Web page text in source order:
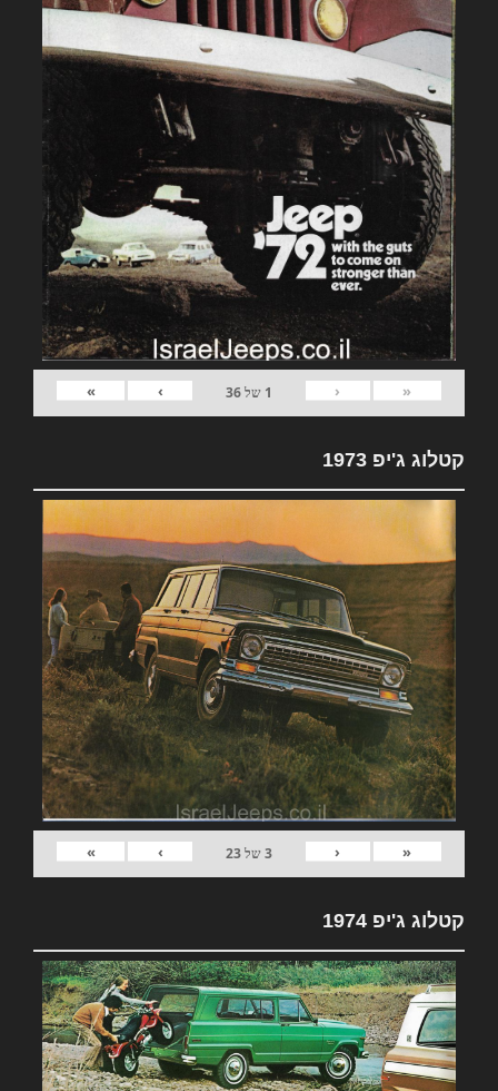
«
‹
1 של36
›
»
קטלוג ג'יפ 1973
«
‹
3של23
›
»
קטלוג ג'יפ 1974